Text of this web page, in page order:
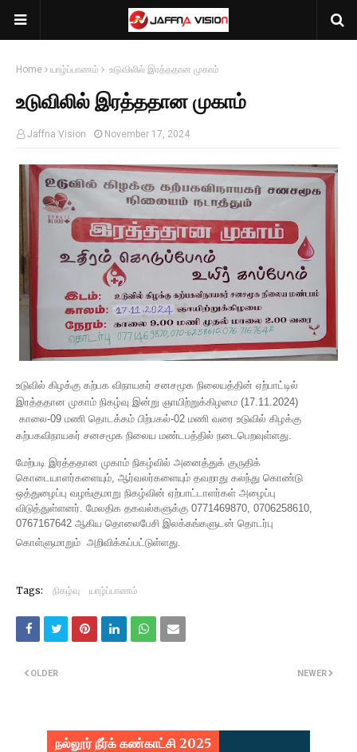
Home யாழ்ப்பாணம் உடுவிலில் இரத்ததான முகாம்
உடுவிலில் இரத்ததான முகாம்
Jaffna Vision November 17, 2024
உடுவில் கிழக்கு கற்பக விநாயகர் சனசமூக நிலையத்தின் ஏற்பாட்டில்
இரத்ததான முகாம் நிகழ்வு இன்று ஞாயிற்றுக்கிழமை (17.11.2024)
காலை-09 மணி தொடக்கம் பிற்பகல்-02 மணி வரை உடுவில் கிழக்கு
கற்பகவிநாயகர் சனசமூக நிலைய மண்டபத்தில் நடைபெறவுள்ளது.
மேற்படி இரத்ததான முகாம் நிகழ்வில் அனைத்துக் குருதிக்
கொடையாளர்களையும், ஆர்வலர்களையும் தவறாது கலந்து கொண்டு
ஒத்துழைப்பு வழங்குமாறு நிகழ்வின் ஏற்பாட்டாளர்கள் அழைப்பு
விடுத்துள்ளனர். மேலதிக தகவல்களுக்கு 0771469870, 0706258610,
0767167642 ஆகிய தொலைபேசி இலக்கங்களுடன் தொடர்பு
கொள்ளுமாறும் அறிவிக்கப்பட்டுள்ளது.
Tags: நிகழ்வு யாழ்ப்பாணம்
NEWER
OLDER
நல்லூர் நீர்க் கண்காட்சி 2025